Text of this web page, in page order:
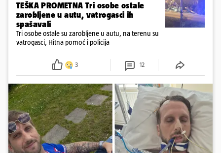
TEŠKA PROMETNA Tri osobe ostale
zarobljene u autu, vatrogasci ih
spašavali
Tri osobe ostale su zarobljene u autu, na terenu su
vatrogasci, Hitna pomoć i policija
3 12